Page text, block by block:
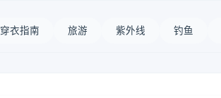
穿衣指南 旅游 紫外线 钓鱼